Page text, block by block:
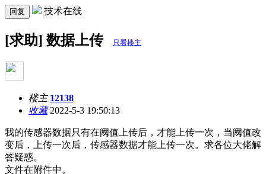
回复 技术在线
[求助] 数据上传 只看楼主
楼主 12138
收藏2022-5-3 19:50:13
我的传感器数据只有在阈值上传后，才能上传一次，当阈值改
变后，上传一次后，传感器数据才能上传一次。求各位大佬解
答疑惑。
文件在附件中。